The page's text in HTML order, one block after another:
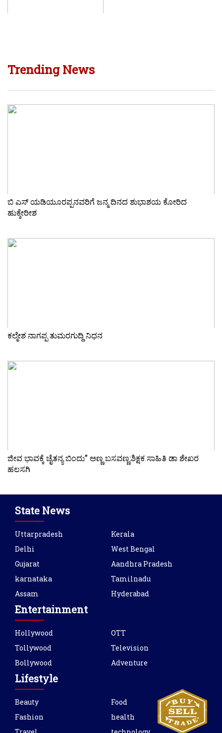
Trending News
ಬಿ ಎಸ್ ಯಡಿಯೂರಪ್ಪನವರಿಗೆ ಜನ್ಮ ದಿನದ ಶುಭಾಶಯ ಕೋರಿದ
ಹುಕ್ಕೇರೀಶ
ಕಲ್ಮೇಶ ನಾಗಪ್ಪ ತುಮರಗುದ್ದಿ ನಿಧನ
ಜೀವ ಭಾವಕ್ಕೆ ಚೈತನ್ಯ ಬಿಂದು” ಅಣ್ಣ ಬಸವಣ್ಣ:ಶಿಕ್ಷಕ ಸಾಹಿತಿ ಡಾ ಶೇಖರ
ಹಲಸಗಿ
State News
Uttarpradesh
Delhi
Gujarat
karnataka
Assam
Kerala
West Bengal
Aandhra Pradesh
Tamilnadu
Hyderabad
Entertainment
Hollywood
Tollywood
Bollywood
OTT
Television
Adventure
Lifestyle
Beauty
Fashion
Food
health